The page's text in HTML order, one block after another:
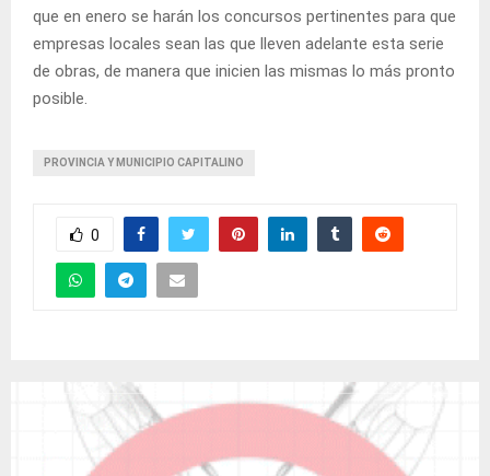
que en enero se harán los concursos pertinentes para que
empresas locales sean las que lleven adelante esta serie
de obras, de manera que inicien las mismas lo más pronto
posible.
PROVINCIA Y MUNICIPIO CAPITALINO
0